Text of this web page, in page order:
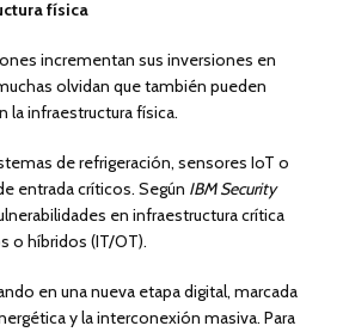
física
incrementan sus inversiones en
olvidan que también pueden
la infraestructura física.
de refrigeración, sensores IoT o
entrada críticos. Según IBM Security
en infraestructura crítica
o híbridos (IT/OT).
en una nueva etapa digital, marcada
y la interconexión masiva. Para